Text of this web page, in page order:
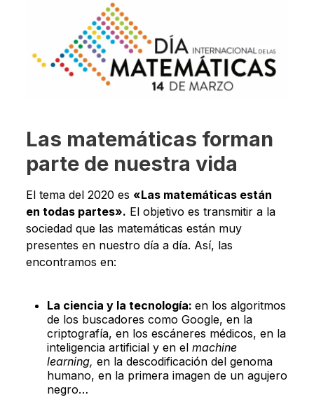
Las matemáticas forman
parte de nuestra vida
El tema del 2020 es «Las matemáticas están
en todas partes». El objetivo es transmitir a la
sociedad que las matemáticas están muy
presentes en nuestro día a día. Así, las
encontramos en:
La ciencia y la tecnología: en los algoritmos
de los buscadores como Google, en la
criptografía, en los escáneres médicos, en la
inteligencia artificial y en el machine
learning, en la descodificación del genoma
humano, en la primera imagen de un agujero
negro…